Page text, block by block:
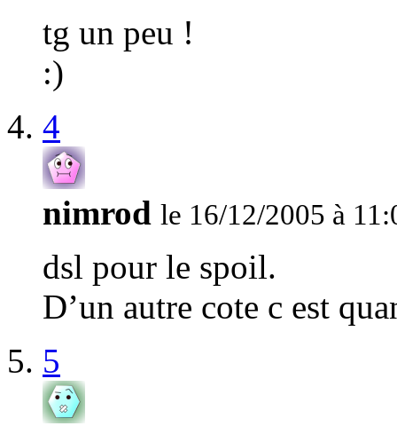
tg un peu !
:)
4
nimrod le 16/12/2005 à
dsl pour le spoil.
D’un autre cote c est
5